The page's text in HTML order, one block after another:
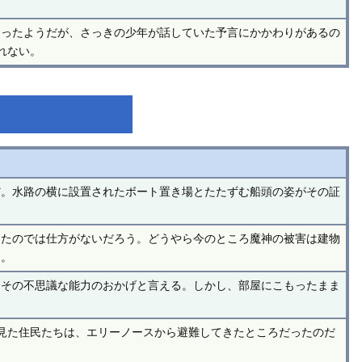
たようだが、さっきの少年が話していた予言にかかわりがあるの
い。
水路の横に設置されたボート置き場とたたずむ船頭の姿がその証
のでは仕方がないだろう。どうやら今のところ魔神の被害は建物
の不思議な能力のおかげと言える。しかし、部屋にこもったまま
住民たちは、エリーノースから避難してきたところだったのだ